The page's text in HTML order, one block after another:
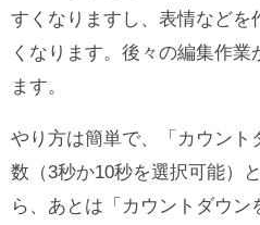
すくなりますし、表情などを
くなります。後々の編集作業
ます。
やり方は簡単で、「カウント
数（3秒か10秒を選択可能）
ら、あとは「カウントダウ